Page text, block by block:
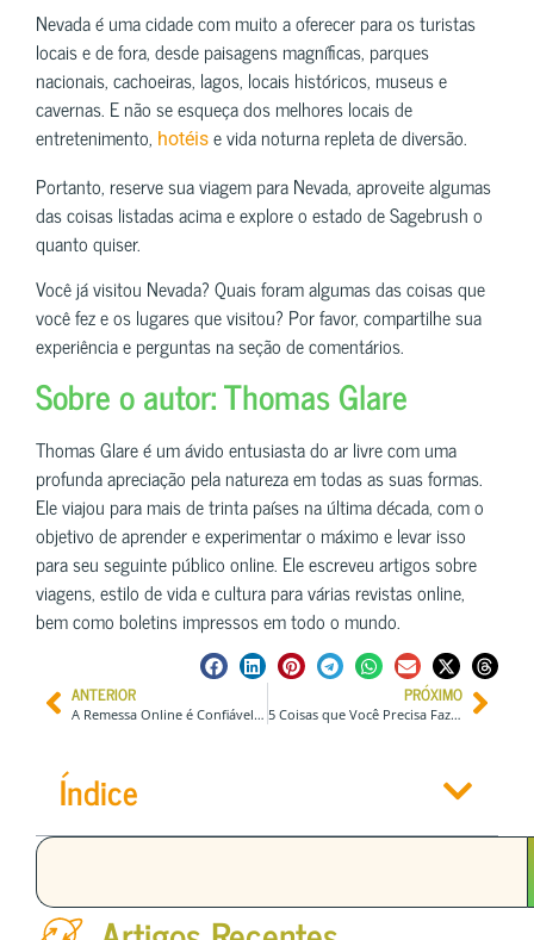
Nevada é uma cidade com muito a oferecer para os turistas
locais e de fora, desde paisagens magníficas, parques
nacionais, cachoeiras, lagos, locais históricos, museus e
cavernas. E não se esqueça dos melhores locais de
entretenimento, hotéis e vida noturna repleta de diversão.
Portanto, reserve sua viagem para Nevada, aproveite algumas
das coisas listadas acima e explore o estado de Sagebrush o
quanto quiser.
Você já visitou Nevada? Quais foram algumas das coisas que
você fez e os lugares que visitou? Por favor, compartilhe sua
experiência e perguntas na seção de comentários.
Sobre o autor: Thomas Glare
Thomas Glare é um ávido entusiasta do ar livre com uma
profunda apreciação pela natureza em todas as suas formas.
Ele viajou para mais de trinta países na última década, com o
objetivo de aprender e experimentar o máximo e levar isso
para seu seguinte público online. Ele escreveu artigos sobre
viagens, estilo de vida e cultura para várias revistas online,
bem como boletins impressos em todo o mundo.
ANTERIOR
A Remessa Online é Confiável e Segura? Como Funciona?
PRÓXIMO
5 Coisas que Você Precisa Fazer Antes do Seu Próximo Trekking
Índice